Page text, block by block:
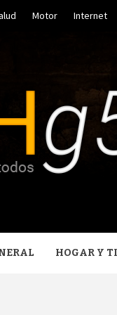
Motor Internet
HOGAR Y